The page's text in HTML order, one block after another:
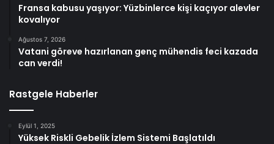
Fransa kabusu yaşıyor: Yüzbinlerce kişi kaçıyor alevler
kovalıyor
Ağustos 7, 2026
Vatani göreve hazırlanan genç mühendis feci kazada
can verdi!
Rastgele Haberler
Eylül 1, 2025
Yüksek Riskli Gebelik İzlem Sistemi Başlatıldı